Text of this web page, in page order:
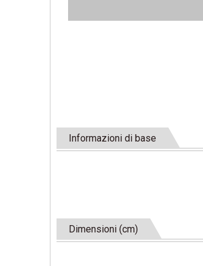
Informazioni di base
Dimensioni (cm)